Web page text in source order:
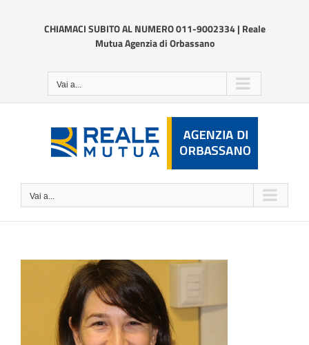
contenutoCHIAMACI SUBITO AL NUMERO 011-9002334 | Reale
Mutua Agenzia di Orbassano
Vai a...
Vai a...